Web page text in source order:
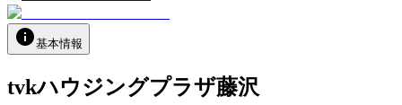
基本情報
tvkハウジングプラザ藤沢